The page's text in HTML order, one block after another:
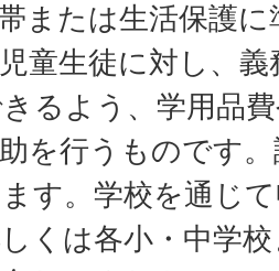
または生活保護に
童生徒に対し、
るよう、学用品
を行うものです
す。学校を通じ
くは各小・中学